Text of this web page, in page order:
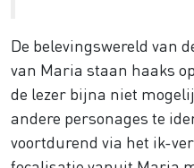
De belevingswereld van
van Maria staan haaks
de lezer bijna niet
andere personages te
voortdurend via het ik-